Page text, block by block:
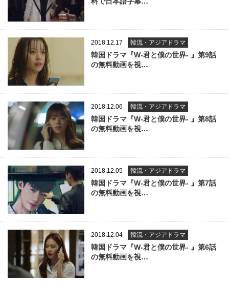
2018.12.17 韓流・アジアドラマ
韓国ドラマ『W-君と僕の世界- 』第9話
の無料動画を視…
2018.12.06 韓流・アジアドラマ
韓国ドラマ『W-君と僕の世界- 』第8話
の無料動画を視…
2018.12.05 韓流・アジアドラマ
韓国ドラマ『W-君と僕の世界- 』第7話
の無料動画を視…
2018.12.04 韓流・アジアドラマ
韓国ドラマ『W-君と僕の世界- 』第6話
の無料動画を視…